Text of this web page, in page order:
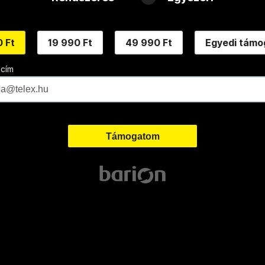
Ft 19 990 Ft 49 990 Ft Egyedi